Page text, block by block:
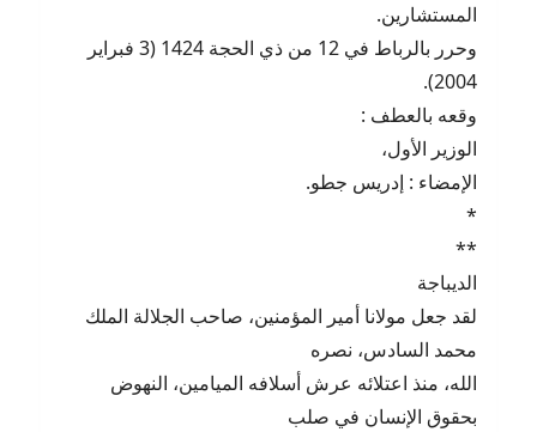
المستشارين.
وحرر بالرباط في 12 من ذي الحجة 1424 (3 فبراير
2004).
وقعه بالعطف :
الوزير الأول،
الإمضاء : إدريس جطو.
*
**
الديباجة
لقد جعل مولانا أمير المؤمنين، صاحب الجلالة الملك
محمد السادس، نصره
الله، منذ اعتلائه عرش أسلافه الميامين، النهوض
بحقوق الإنسان في صلب